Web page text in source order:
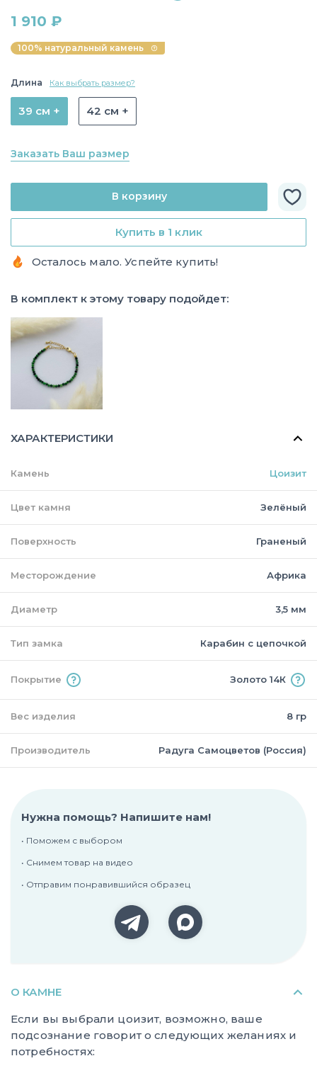
1 910 ₽
100% натуральный камень
Длина Как выбрать размер?
39 см + 42 см +
Заказать Ваш размер
Купить в 1 клик
В корзину
Осталось мало. Успейте купить!
В комплект к этому товару подойдет:
ХАРАКТЕРИСТИКИ
Камень Цоизит
Цвет камня Зелёный
Поверхность Граненый
Месторождение Африка
Диаметр 3,5 мм
Тип замка Карабин с цепочкой
Покрытие Золото 14К
Вес изделия 8 гр
Производитель Радуга Самоцветов (Россия)
Нужна помощь? Напишите нам!
• Поможем с выбором
• Снимем товар на видео
• Отправим понравившийся образец
О КАМНЕ
Если вы выбрали цоизит, возможно, ваше
подсознание говорит о следующих желаниях и
потребностях: